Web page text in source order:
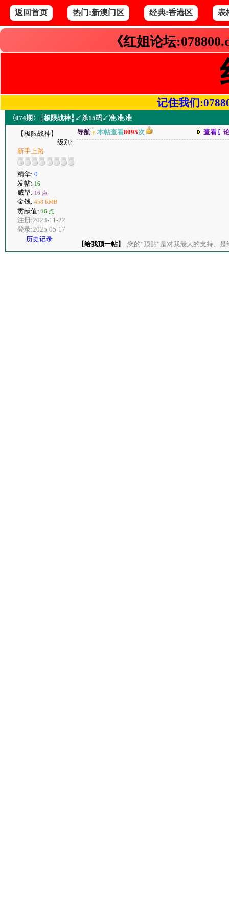
返回首页 热门:新澳门区 经典:香港区 表
《红姐论坛
记住我们
〈074期〉╬极限战神╬↙杀15码↙准.准.准
【极限战神】
级别:
新手上路
精华: 0
发帖: 16
威望: 16 点
金钱: 458 RMB
贡献值: 16 点
注册:2023-11-22
登录:2025-05-17
历史记录
导航 本帖查看8095次 查看〖
【给我顶一帖】 您的“顶贴”是对我最大的支持、